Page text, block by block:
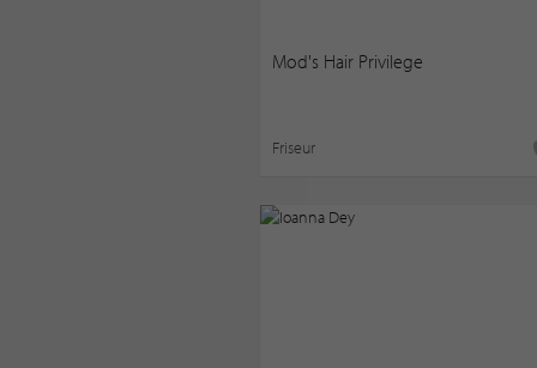
Mod's Hair Privilege
Friseur